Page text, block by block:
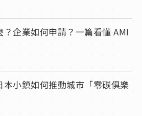
企業如何申請？一篇看懂 AMI
小鎮如何推動城市「零碳俱樂